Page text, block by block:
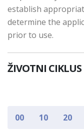
establish
determine the
prior to use.
ŽIVOTNI CIKLUS
00 10 20